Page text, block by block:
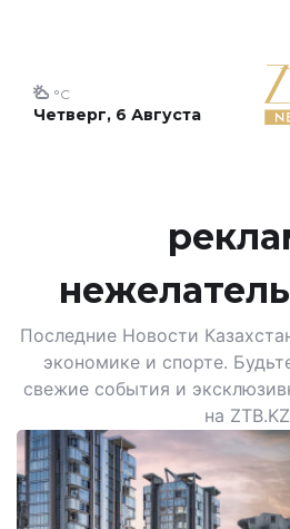
Четверг, 6 Августа
°C
Последние Новости
экономике и спорте.
свежие события и
на